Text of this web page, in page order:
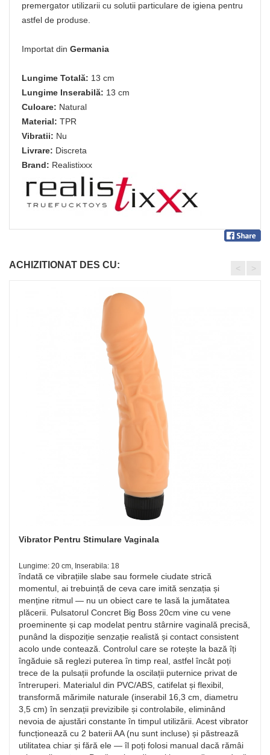
premergator utilizarii cu solutii particulare de igiena pentru
astfel de produse.
Importat din Germania
Lungime Totală: 13 cm
Lungime Inserabilă: 13 cm
Culoare: Natural
Material: TPR
Vibratii: Nu
Livrare: Discreta
Brand: Realistixxx
ACHIZITIONAT DES CU:
Vibrator Pentru Stimulare Vaginala
Lungime: 20 cm, Inserabila: 18
îndată ce vibrațiile slabe sau formele ciudate strică
momentul, ai trebuință de ceva care imită senzația și
menține ritmul — nu un obiect care te lasă la jumătatea
plăcerii. Pulsatorul Concret Big Boss 20cm vine cu vene
proeminente și cap modelat pentru stârnire vaginală precisă,
punând la dispoziție senzație realistă și contact consistent
acolo unde contează. Controlul care se rotește la bază îți
îngăduie să reglezi puterea în timp real, astfel încât poți
trece de la pulsații profunde la oscilații puternice privat de
întreruperi. Materialul din PVC/ABS, catifelat și flexibil,
transformă mărimile naturale (inserabil 16,3 cm, diametru
3,5 cm) în senzații previzibile și controlabile, eliminând
nevoia de ajustări constante în timpul utilizării. Acest vibrator
funcționează cu 2 baterii AA (nu sunt incluse) și păstrează
utilitatea chiar și fără ele — îl poți folosi manual dacă rămâi
< >